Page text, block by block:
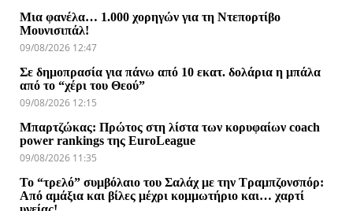
Μια φανέλα… 1.000 χορηγών για τη Ντεπορτίβο
Μουνισιπάλ!
09/08/2026 12:47
Σε δημοπρασία για πάνω από 10 εκατ. δολάρια η μπάλα
από το “χέρι του Θεού”
09/08/2026 12:15
Μπαρτζώκας: Πρώτος στη λίστα των κορυφαίων coach
power rankings της EuroLeague
09/08/2026 11:35
Το “τρελό” συμβόλαιο του Σαλάχ με την Τραμπζονσπόρ:
Από αμάξια και βίλες μέχρι κομμωτήριο και… χαρτί